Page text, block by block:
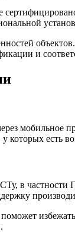
и
мобильное
которых есть
в